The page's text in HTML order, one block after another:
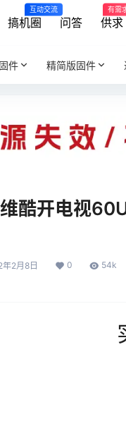
搞机圈
互动交流
问答 供求
有需
件 精简版固件
酷开电视
年2月8日 0 54k